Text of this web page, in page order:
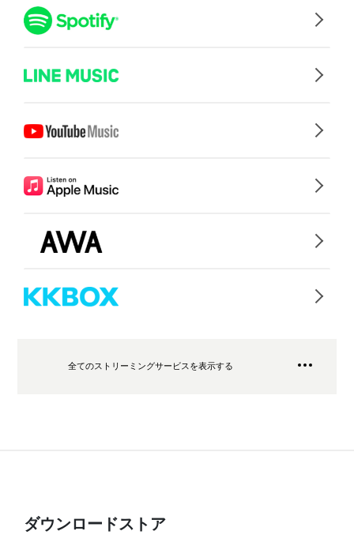
全てのストリーミングサービスを表示する
ダウンロードストア